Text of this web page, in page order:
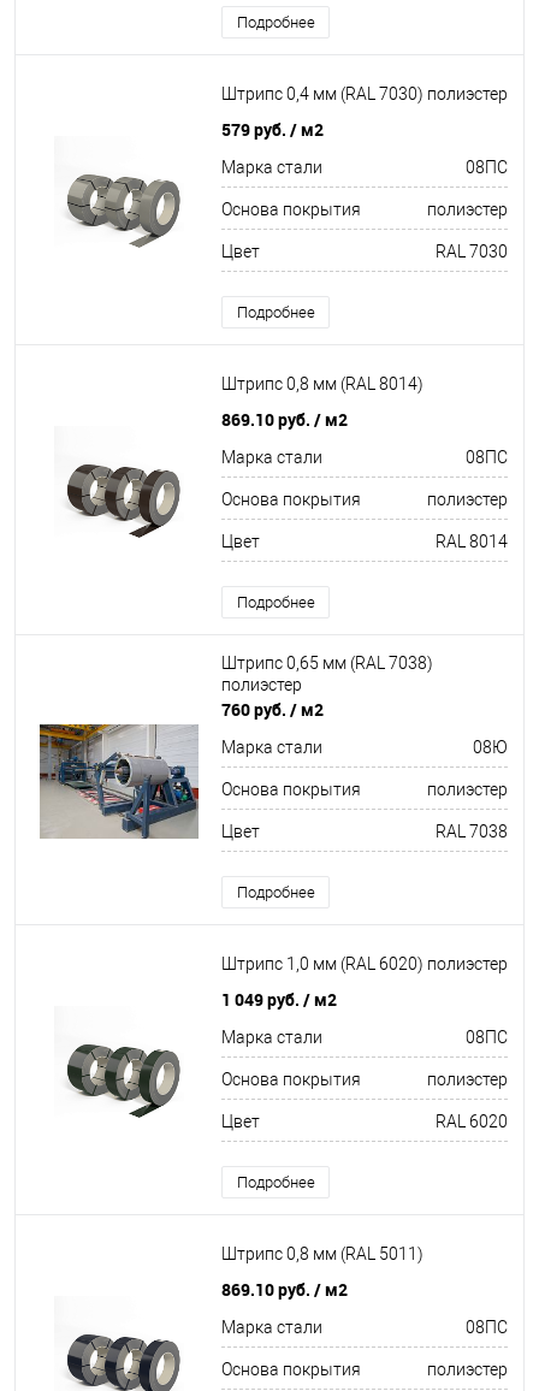
Подробнее
Штрипс 0,4 мм (RAL 7030) полиэстер
579 руб. / м2
Марка стали 08ПС
Основа покрытия полиэстер
Цвет RAL 7030
Подробнее
Штрипс 0,8 мм (RAL 8014)
869.10 руб. / м2
Марка стали 08ПС
Основа покрытия полиэстер
Цвет RAL 8014
Подробнее
Штрипс 0,65 мм (RAL 7038)
полиэстер
760 руб. / м2
Марка стали 08Ю
Основа покрытия полиэстер
Цвет RAL 7038
Подробнее
Штрипс 1,0 мм (RAL 6020) полиэстер
1 049 руб. / м2
Марка стали 08ПС
Основа покрытия полиэстер
Цвет RAL 6020
Подробнее
Штрипс 0,8 мм (RAL 5011)
869.10 руб. / м2
Марка стали 08ПС
Основа покрытия полиэстер